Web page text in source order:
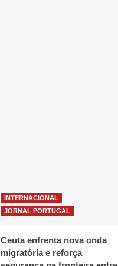
INTERNACIONAL
JORNAL PORTUGAL
Ceuta enfrenta nova onda
migratória e reforça